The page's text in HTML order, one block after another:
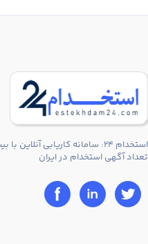
استخدام 24: سامانه کاریابی آنلاین
تعداد آگهی استخدام در ایران